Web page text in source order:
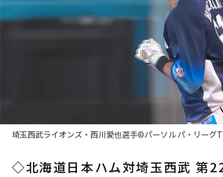
日程・結果
ファーム東地区
選手名鑑トップ
北海道日本ハムファイターズ
ニュース
埼玉西武ライオンズ・西川愛也選手©パーソル パ・リーグ
◇北海道日本ハム対埼玉西武 第